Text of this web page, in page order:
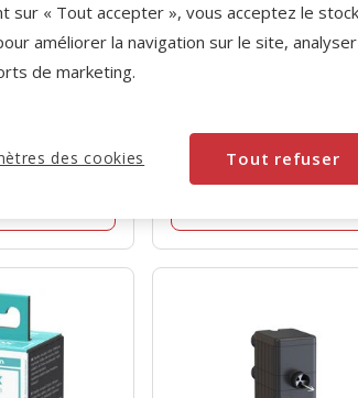
de
Aquarium
Animalis - Filtration
Charbon Actif pour
avec
avis
Prix5.95€
sur « Tout accepter », vous acceptez le
améliorer la navigation sur le site,
de marketing.
Tout refuser
des cookies